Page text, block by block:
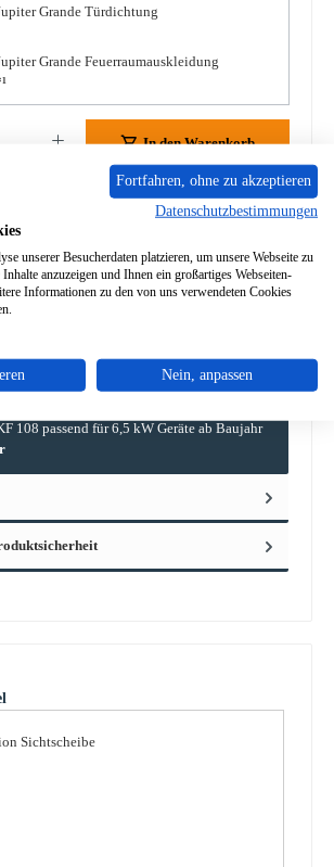
Grande Türdichtung
Grande Feuerraumauskleidung
In den Warenkorb
Frage zum Produkt
108 passend für 6,5 kW Geräte ab Baujahr
Fortfahren, ohne zu akzeptieren
Datenschutzbestimmungen
unserer Besucherdaten platzieren, um unsere Webseite zu
anzuzeigen und Ihnen ein großartiges Webseiten-
Informationen zu den von uns verwendeten Cookies
Nein, anpassen